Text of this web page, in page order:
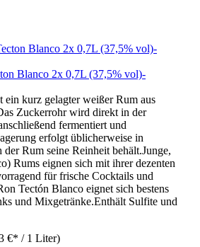
Blanco 2x 0,7L (37,5% vol)-
ein kurz gelagter weißer Rum aus
Zuckerrohr wird direkt in der
fermentiert und
erfolgt üblicherweise in
der Rum seine Reinheit behält.Junge,
Rums eignen sich mit ihrer dezenten
für frische Cocktails und
Tectón Blanco eignet sich bestens
und Mixgetränke.Enthält Sulfite und
€* / 1 Liter)